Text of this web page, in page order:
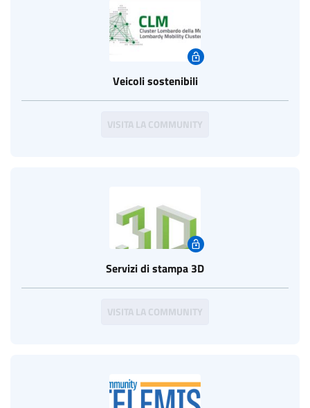
Veicoli sostenibili
VISITA LA COMMUNITY
Servizi di stampa 3D
VISITA LA COMMUNITY